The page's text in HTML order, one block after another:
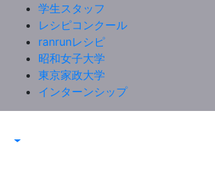
学生スタッフ
レシピコンクール
ranrunレシピ
昭和女子大学
東京家政大学
インターンシップ